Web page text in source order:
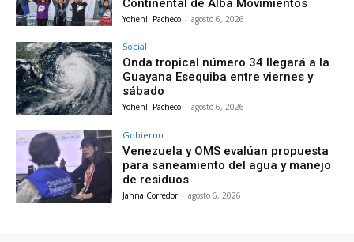
Yohenli Pacheco - agosto 6, 2026
Social
Onda tropical número 34 llegará a la
Guayana Esequiba entre viernes y
sábado
Yohenli Pacheco - agosto 6, 2026
Gobierno
Venezuela y OMS evalúan propuesta
para saneamiento del agua y manejo
de residuos
Janna Corredor - agosto 6, 2026